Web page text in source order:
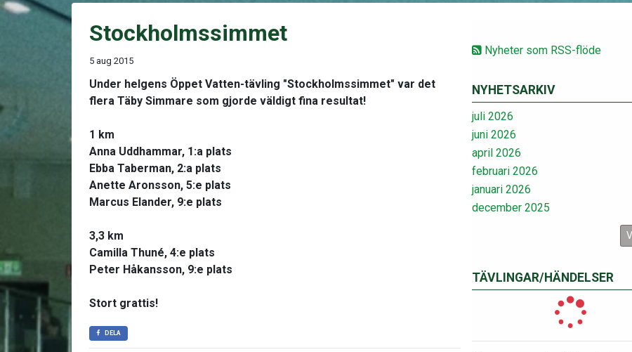
Nyheter som RSS-flöde
NYHETSARKIV
juli 2026
juni 2026
april 2026
februari 2026
januari 2026
december 2025
TÄVLINGAR/HÄNDELSER
Stockholmssimmet
5 aug 2015
Under helgens Öppet Vatten-tävling "Stockholmssimmet" var det
flera Täby Simmare som gjorde väldigt fina resultat!
1 km
Anna Uddhammar, 1:a plats
Ebba Taberman, 2:a plats
Anette Aronsson, 5:e plats
Marcus Elander, 9:e plats
3,3 km
Camilla Thuné, 4:e plats
Peter Håkansson, 9:e plats
Stort grattis!
DELA